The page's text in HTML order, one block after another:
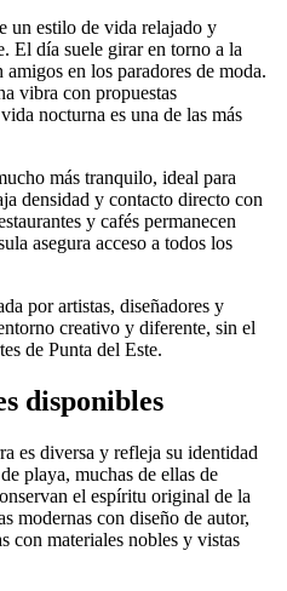
un estilo de vida relajado y
El día suele girar en torno a la
en los paradores de moda.
vibra con propuestas
nocturna es una de las más
más tranquilo, ideal para
densidad y contacto directo con
y cafés permanecen
asegura acceso a todos los
por artistas, diseñadores y
creativo y diferente, sin el
de Punta del Este.
disponibles
es diversa y refleja su identidad
playa, muchas de ellas de
el espíritu original de la
modernas con diseño de autor,
con materiales nobles y vistas